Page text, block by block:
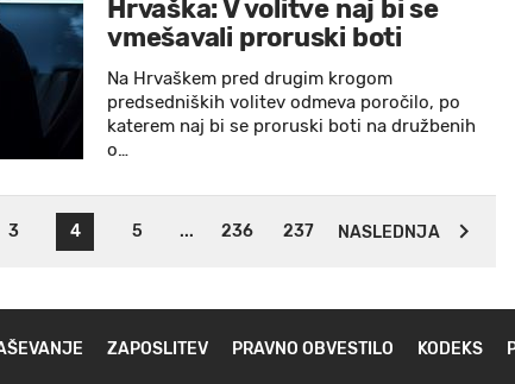
Hrvaška: V volitve naj bi se
vmešavali proruski boti
Na Hrvaškem pred drugim krogom
predsedniških volitev odmeva poročilo, po
katerem naj bi se proruski boti na družbenih
o…
3 4 5 ... 236 237 NASLEDNJA
ZAPOSLITEV PRAVNO OBVESTILO KODEKS